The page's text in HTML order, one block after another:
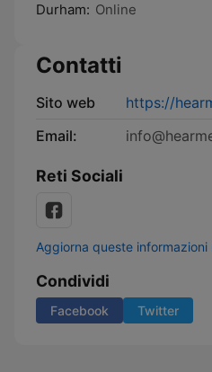
Durham: Online
Contatti
Sito web
https://
Email:
Reti Sociali
Aggiorna queste informazioni
Condividi
Facebook Twitter